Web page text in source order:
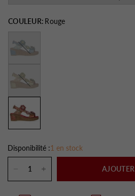
COULEUR: Rouge
Disponibilité :1 en stock